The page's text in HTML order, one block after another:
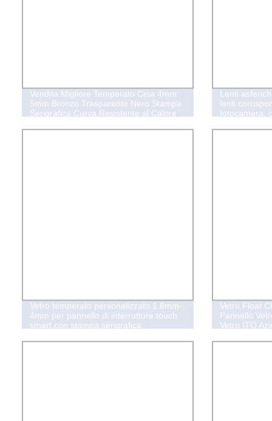
Vendita Migliore Temperato Cina 4mm
5mm Bronzo Trasparente Nero Stampa
Serigrafica Curva Resistente al Calore
Elettrico Piano Cottura
Lenti
lenti
fotocamera,
Vetro temperato personalizzato 1.8mm-
4mm per pannello di interruttore touch
smart con stampa serigrafica
Vetro Float
Pannello
Vetro ITO